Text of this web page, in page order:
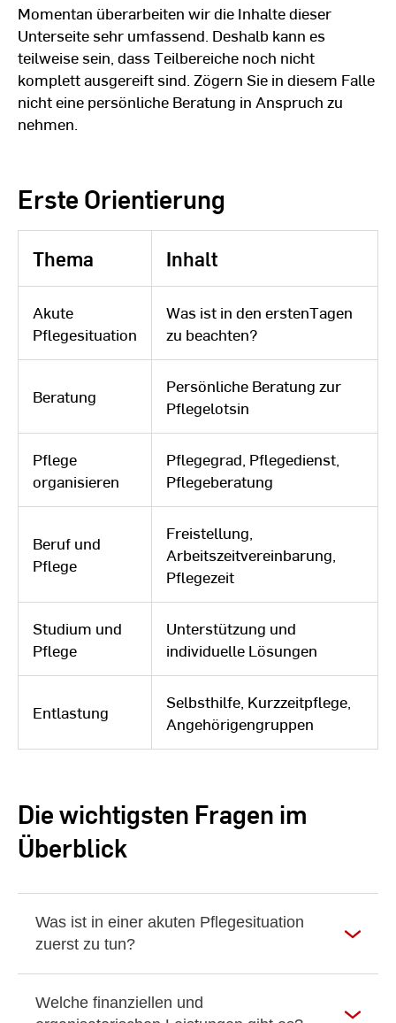
Momentan überarbeiten wir die Inhalte dieser
Unterseite sehr umfassend. Deshalb kann es
teilweise sein, dass Teilbereiche noch nicht
komplett ausgereift sind. Zögern Sie in diesem Falle
nicht eine persönliche Beratung in Anspruch zu
nehmen.
Erste Orientierung
Thema Inhalt
Akute
Pflegesituation
Was ist in den erstenTagen
zu beachten?
Beratung
Persönliche Beratung zur
Pflegelotsin
Pflege
organisieren
Pflegegrad, Pflegedienst,
Pflegeberatung
Beruf und
Pflege
Freistellung,
Arbeitszeitvereinbarung,
Pflegezeit
Studium und
Pflege
Unterstützung und
individuelle Lösungen
Entlastung
Selbsthilfe, Kurzzeitpflege,
Angehörigengruppen
Die wichtigsten Fragen im
Überblick
Was ist in einer akuten Pflegesituation
zuerst zu tun?
Welche finanziellen und